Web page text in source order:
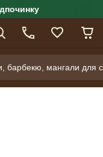
барбекю, мангали для